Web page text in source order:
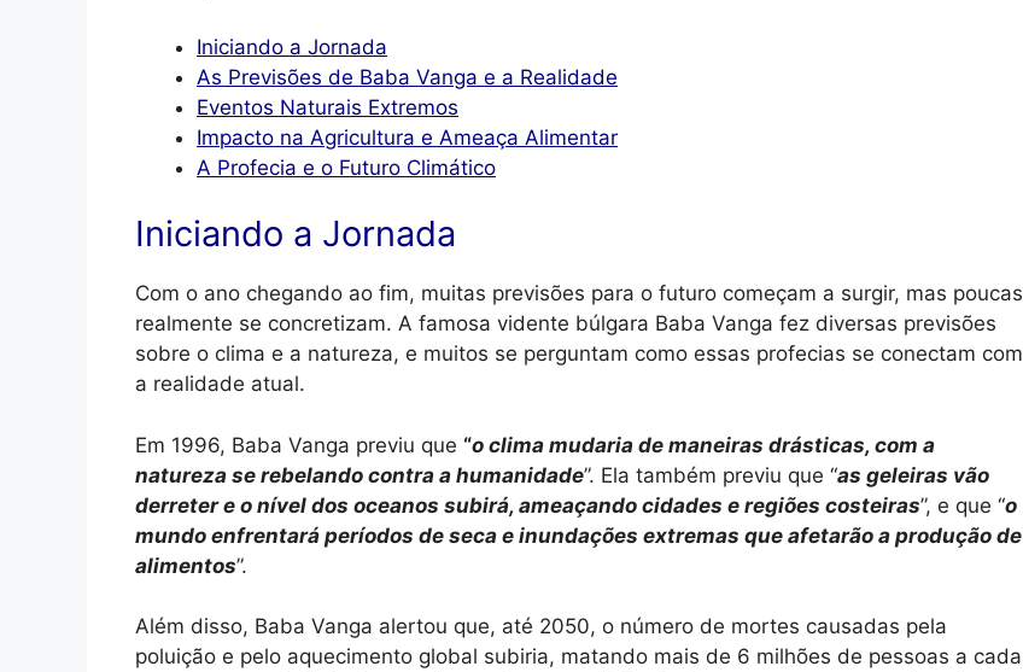
Iniciando a Jornada
As Previsões de Baba Vanga e a Realidade
Eventos Naturais Extremos
Impacto na Agricultura e Ameaça Alimentar
A Profecia e o Futuro Climático
Iniciando a Jornada
Com o ano chegando ao fim, muitas previsões para o futuro começam a surgir, mas poucas
realmente se concretizam. A famosa vidente búlgara Baba Vanga fez diversas previsões
sobre o clima e a natureza, e muitos se perguntam como essas profecias se conectam com
a realidade atual.
Em 1996, Baba Vanga previu que “o clima mudaria de maneiras drásticas, com a
natureza se rebelando contra a humanidade”. Ela também previu que “as geleiras vão
derreter e o nível dos oceanos subirá, ameaçando cidades e regiões costeiras”, e que “o
mundo enfrentará períodos de seca e inundações extremas que afetarão a produção de
alimentos”.
Além disso, Baba Vanga alertou que, até 2050, o número de mortes causadas pela
poluição e pelo aquecimento global subiria, matando mais de 6 milhões de pessoas a cada